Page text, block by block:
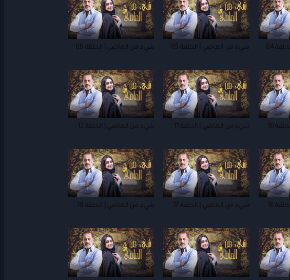
04 شيء من الماضي | الحلقة 05 شيء من الماضي | الحلقة 06
10 شيء من الماضي | الحلقة 11 شيء من الماضي | الحلقة 12
16 شيء من الماضي | الحلقة 17 شيء من الماضي | الحلقة 18